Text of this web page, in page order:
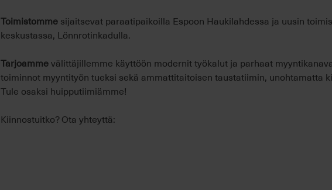
Toimistomme sijaitsevat paraatipaikoilla Espoon Haukilahdessa ja uusin
keskustassa, Lönnrotinkadulla.
Tarjoammevälittäjillemme käyttöön modernit työkalut ja parhaat
toiminnot myyntityön tueksi sekä ammattitaitoisen taustatiimin, unohtamatta
Tule osaksi huipputiimiämme!
Kiinnostuitko? Ota yhteyttä: